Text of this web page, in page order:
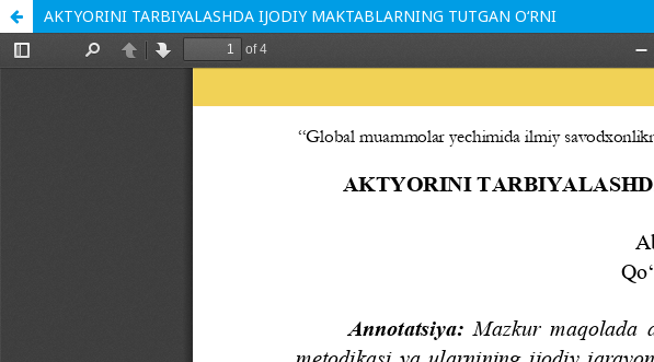
AKTYORINI TARBIYALASHDA IJODIY MAKTABLARNING TUTGAN O‘RNI